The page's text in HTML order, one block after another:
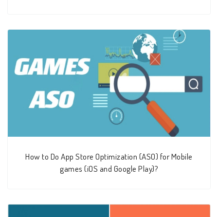
How to Do App Store Optimization (ASO) for Mobile
games (iOS and Google Play)?